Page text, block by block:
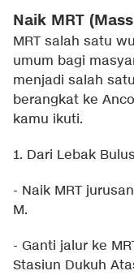
Naik MRT
MRT salah satu
umum bagi
menjadi salah
berangkat ke
kamu ikuti.
1. Dari Lebak
- Naik MRT
M.
- Ganti jalur ke
Stasiun Dukuh